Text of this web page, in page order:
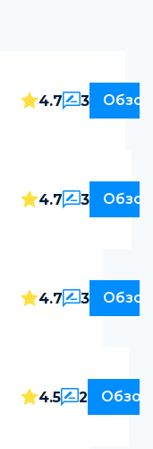
4.7 3 Обзор
4.7 3 Обзор
4.7 3 Обзор
4.5 2 Обзор